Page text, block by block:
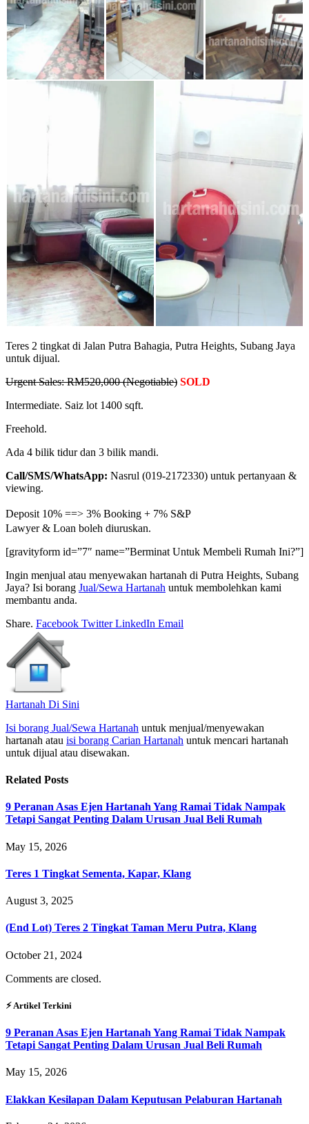
Teres 2 tingkat di Jalan Putra Bahagia, Putra Heights, Subang Jaya
untuk dijual.
Urgent Sales: RM520,000 (Negotiable) SOLD
Intermediate. Saiz lot 1400 sqft.
Freehold.
Ada 4 bilik tidur dan 3 bilik mandi.
Call/SMS/WhatsApp: Nasrul (019-2172330) untuk pertanyaan &
viewing.
Deposit 10% ==> 3% Booking + 7% S&P
Lawyer & Loan boleh diuruskan.
[gravityform id=”7″ name=”Berminat Untuk Membeli Rumah Ini?”]
Ingin menjual atau menyewakan hartanah di Putra Heights, Subang
Jaya? Isi borang Jual/Sewa Hartanah untuk membolehkan kami
membantu anda.
Share. Facebook Twitter LinkedIn Email
Hartanah Di Sini
Isi borang Jual/Sewa Hartanah untuk menjual/menyewakan
hartanah atau isi borang Carian Hartanah untuk mencari hartanah
untuk dijual atau disewakan.
Related Posts
9 Peranan Asas Ejen Hartanah Yang Ramai Tidak Nampak
Tetapi Sangat Penting Dalam Urusan Jual Beli Rumah
May 15, 2026
Teres 1 Tingkat Sementa, Kapar, Klang
August 3, 2025
(End Lot) Teres 2 Tingkat Taman Meru Putra, Klang
October 21, 2024
Comments are closed.
⚡︎ Artikel Terkini
9 Peranan Asas Ejen Hartanah Yang Ramai Tidak Nampak
Tetapi Sangat Penting Dalam Urusan Jual Beli Rumah
May 15, 2026
Elakkan Kesilapan Dalam Keputusan Pelaburan Hartanah